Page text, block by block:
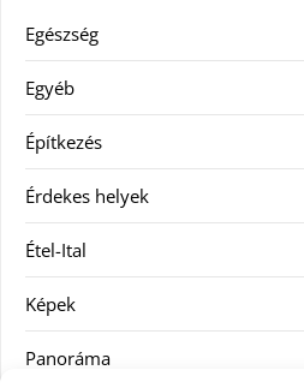
Egészség
Egyéb
Építkezés
Érdekes helyek
Étel-Ital
Képek
Panoráma